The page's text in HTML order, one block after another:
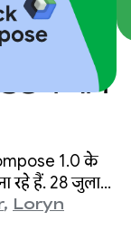
के पांच
1.0 के
रहे हैं. 28 जुलाई,
सबसे नए
देखे हैं. इसलिए,
, Loryn